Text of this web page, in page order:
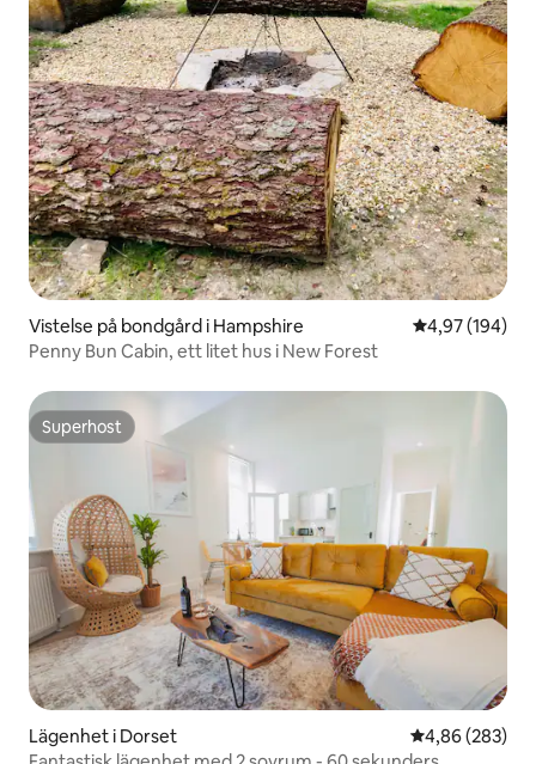
Vistelse på bondgård i Hampshire 4,97 av 5 i
4,97 (194)
Penny Bun Cabin, ett litet hus i New Forest
Superhost
Superhost
Lägenhet i Dorset 4,86 av 5 i
4,86 (283)